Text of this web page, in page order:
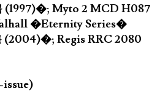
(1997)�; Myto 2 MCD H087
�Eternity Series�
Regis RRC 2080